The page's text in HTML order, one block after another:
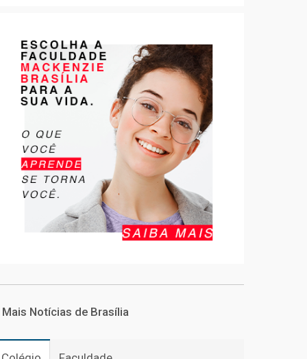
Mais Notícias de Brasília